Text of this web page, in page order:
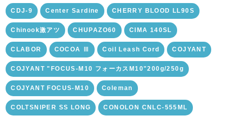
CDJ-9 Center Sardine CHERRY BLOOD LL90S
Chinook激アツ CHUPAZO60 CIMA 140SL
CLABOR COCOA Ⅲ Coil Leash Cord COJYANT
COJYANT "FOCUS-M10 フォーカスM10"200g/250g
COJYANT FOCUS-M10 Coleman
COLTSNIPER SS LONG CONOLON CNLC-555ML